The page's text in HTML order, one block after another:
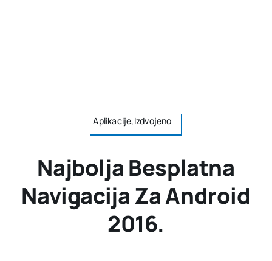
Aplikacije,Izdvojeno
Najbolja Besplatna
Navigacija Za Android
2016.